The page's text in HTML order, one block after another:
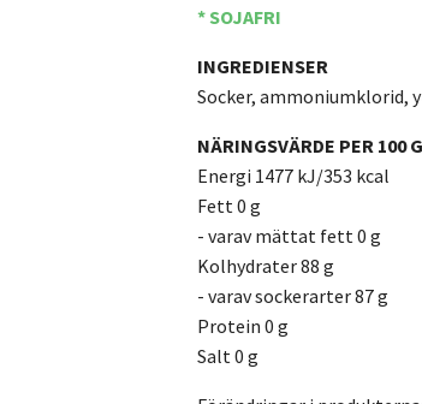
* SOJAFRI
INGREDIENSER
Socker, ammoniumklorid,
NÄRINGSVÄRDE PER 100
Energi 1477 kJ/353 kcal
Fett 0 g
- varav mättat fett 0 g
Kolhydrater 88 g
- varav sockerarter 87 g
Protein 0 g
Salt 0 g